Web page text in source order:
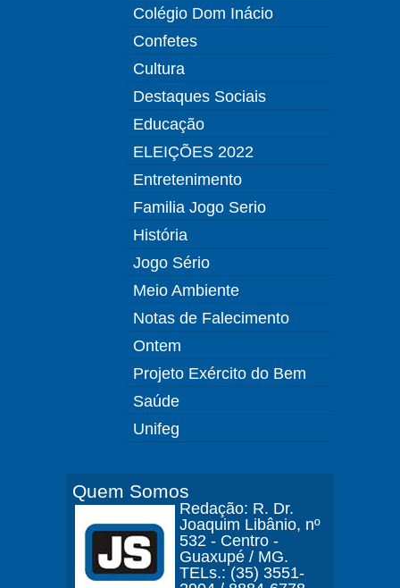
Colégio Dom Inácio
Confetes
Cultura
Destaques Sociais
Educação
ELEIÇÕES 2022
Entretenimento
Familia Jogo Serio
História
Jogo Sério
Meio Ambiente
Notas de Falecimento
Ontem
Projeto Exército do Bem
Saúde
Unifeg
Quem Somos
Redação: R. Dr.
Joaquim Libânio, nº
532 - Centro -
Guaxupé / MG.
TELs.: (35) 3551-